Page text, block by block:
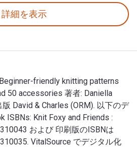
詳細を表示
friendly knitting patterns
50 accessories 著者: Daniella
David & Charles (ORM). 以下のデ
ISBNs: Knit Foxy and Friends :
および 印刷版のISBNは
VitalSource でデジタル化